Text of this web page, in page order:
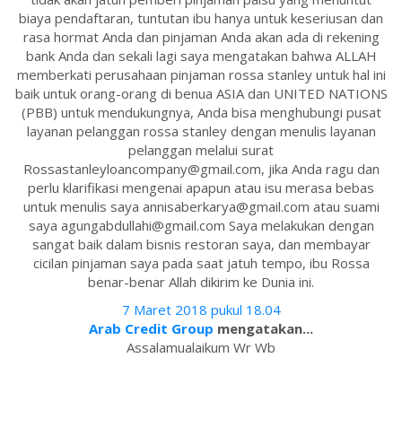
biaya pendaftaran, tuntutan ibu hanya untuk keseriusan dan
rasa hormat Anda dan pinjaman Anda akan ada di rekening
bank Anda dan sekali lagi saya mengatakan bahwa ALLAH
memberkati perusahaan pinjaman rossa stanley untuk hal ini
baik untuk orang-orang di benua ASIA dan UNITED NATIONS
(PBB) untuk mendukungnya, Anda bisa menghubungi pusat
layanan pelanggan rossa stanley dengan menulis layanan
pelanggan melalui surat
Rossastanleyloancompany@gmail.com, jika Anda ragu dan
perlu klarifikasi mengenai apapun atau isu merasa bebas
untuk menulis saya annisaberkarya@gmail.com atau suami
saya agungabdullahi@gmail.com Saya melakukan dengan
sangat baik dalam bisnis restoran saya, dan membayar
cicilan pinjaman saya pada saat jatuh tempo, ibu Rossa
benar-benar Allah dikirim ke Dunia ini.
7 Maret 2018 pukul 18.04
Arab Credit Group mengatakan...
Assalamualaikum Wr Wb